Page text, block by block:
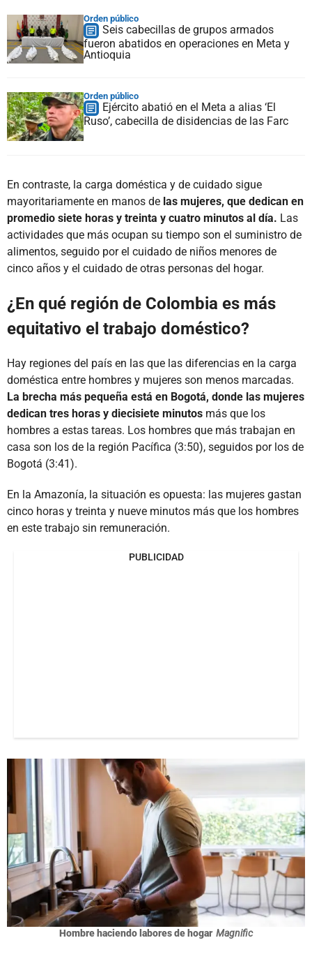
Orden público
Seis cabecillas de grupos armados
fueron abatidos en operaciones en Meta y
Antioquia
Orden público
Ejército abatió en el Meta a alias ‘El
Ruso’, cabecilla de disidencias de las Farc
En contraste, la carga doméstica y de cuidado sigue
mayoritariamente en manos de las mujeres, que dedican en
promedio siete horas y treinta y cuatro minutos al día. Las
actividades que más ocupan su tiempo son el suministro de
alimentos, seguido por el cuidado de niños menores de
cinco años y el cuidado de otras personas del hogar.
¿En qué región de Colombia es más
equitativo el trabajo doméstico?
Hay regiones del país en las que las diferencias en la carga
doméstica entre hombres y mujeres son menos marcadas.
La brecha más pequeña está en Bogotá, donde las mujeres
dedican tres horas y diecisiete minutos más que los
hombres a estas tareas. Los hombres que más trabajan en
casa son los de la región Pacífica (3:50), seguidos por los de
Bogotá (3:41).
En la Amazonía, la situación es opuesta: las mujeres gastan
cinco horas y treinta y nueve minutos más que los hombres
en este trabajo sin remuneración.
PUBLICIDAD
Hombre haciendo labores de hogar Magnific